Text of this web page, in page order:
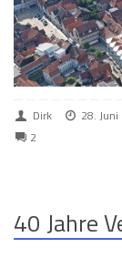
Dirk 28.
2
40 Jahre